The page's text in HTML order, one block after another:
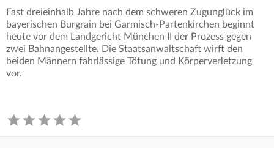
Fast dreieinhalb Jahre nach dem schweren Zugunglück im
bayerischen Burgrain bei Garmisch-Partenkirchen beginnt
heute vor dem Landgericht München II der Prozess gegen
zwei Bahnangestellte. Die Staatsanwaltschaft wirft den
beiden Männern fahrlässige Tötung und Körperverletzung
vor.